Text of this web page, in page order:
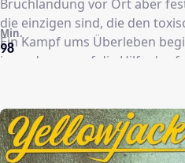
Bruchlandung vor Ort aber
die einzigen sind, die den
Ein Kampf ums Überleben
irgendwann auf die Hilfe des
98
Min.